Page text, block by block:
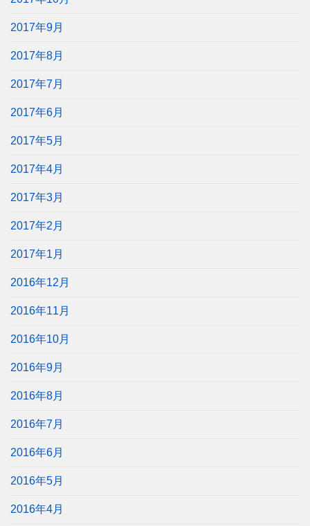
2017年9月
2017年8月
2017年7月
2017年6月
2017年5月
2017年4月
2017年3月
2017年2月
2017年1月
2016年12月
2016年11月
2016年10月
2016年9月
2016年8月
2016年7月
2016年6月
2016年5月
2016年4月